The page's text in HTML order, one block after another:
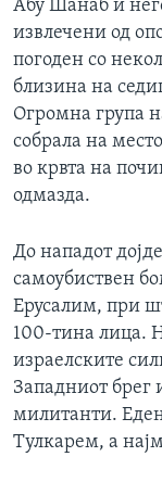
НАУКА
УМЕТНОСТ И
ИНТЕРВЈУА
НАКУСО...
Јазици
Абу Шанаб и
извлечени од
погоден со
близина на
Огромна група
собрала на
во крвта на
одмазда.
До нападот
самоубиствен
Ерусалим, при
100-тина лица.
израелските
Западниот брег
милитанти.
Тулкарем, а